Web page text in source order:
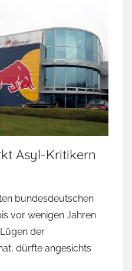
Asyl-Kritikern
bundesdeutschen
vor wenigen Jahren
der
dürfte angesichts